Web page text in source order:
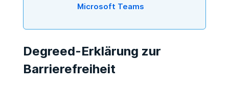
Microsoft Teams
Degreed-Erklärung zur
Barrierefreiheit